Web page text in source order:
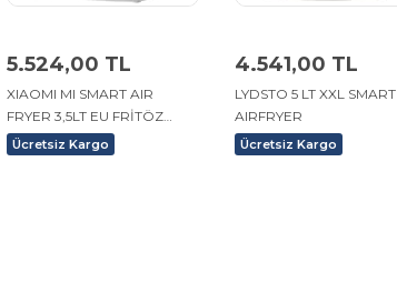
5.524,00 TL
XIAOMI MI SMART AIR
FRYER 3,5LT EU FRİTÖZ
BEYAZ
Ücretsiz Kargo
4.541,00 TL
LYDSTO 5 LT XXL SMART
AIRFRYER
Ücretsiz Kargo